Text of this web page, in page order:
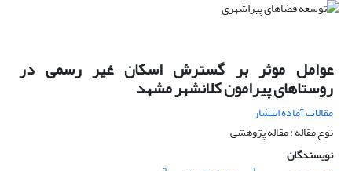
عوامل موثر بر گسترش اسکان غیر رسمی در
روستاهای پیرامون کلانشهر مشهد
مقالات آماده انتشار
نوع مقاله : مقاله پژوهشی
نویسندگان